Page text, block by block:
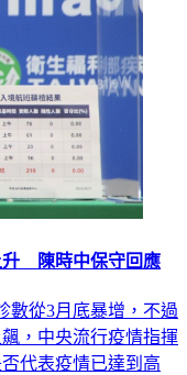
升 陳時中保守回應
數從3月底暴增，不過
，中央流行疫情指揮
代表疫情已達到高